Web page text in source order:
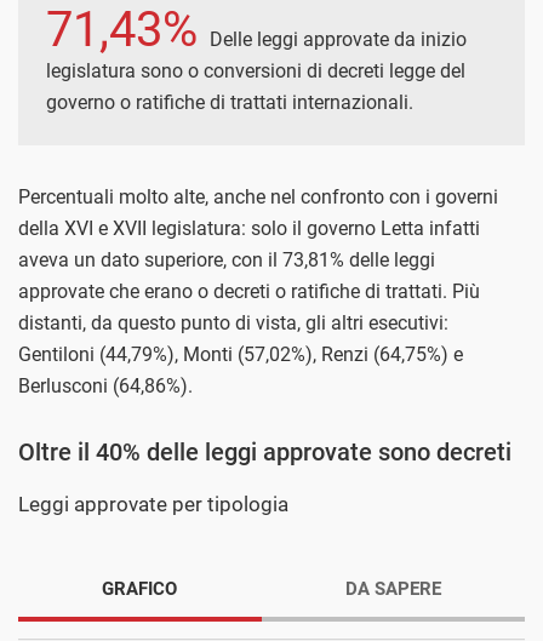
71,43%
Delle leggi approvate da inizio
legislatura sono o conversioni di decreti legge del
governo o ratifiche di trattati internazionali.
Percentuali molto alte, anche nel confronto con i governi
della XVI e XVII legislatura: solo il governo Letta infatti
aveva un dato superiore, con il 73,81% delle leggi
approvate che erano o decreti o ratifiche di trattati. Più
distanti, da questo punto di vista, gli altri esecutivi:
Gentiloni (44,79%), Monti (57,02%), Renzi (64,75%) e
Berlusconi (64,86%).
Oltre il 40% delle leggi approvate sono decreti
Leggi approvate per tipologia
GRAFICO DA SAPERE